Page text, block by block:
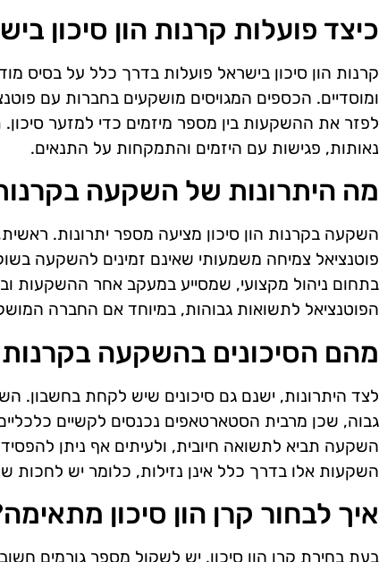
כיצד פועלות קרנות הון סיכון
קרנות הון סיכון בישראל פועלות בדרך כלל על בסיס
ומוסדיים. הכספים המגויסים מושקעים בחברות עם
לפזר את ההשקעות בין מספר מיזמים כדי למזער
נאותות, פגישות עם היזמים והתמקחות על התנאים.
מה היתרונות של השקעה בקרנות
השקעה בקרנות הון סיכון מציעה מספר יתרונות.
פוטנציאל צמיחה משמעותי שאינם זמינים להשקעה
בתחום ניהול מקצועי, שמסייע במעקב אחר ההשקעות
הפוטנציאל לתשואות גבוהות, במיוחד אם החברה
מהם הסיכונים בהשקעה בקרנות
לצד היתרונות, ישנם גם סיכונים שיש לקחת בחשבון.
גבוה, שכן מרבית הסטארטאפים נכנסים לקשיים
השקעה תביא לתשואה חיובית, ולעיתים אף ניתן
השקעות אלו בדרך כלל אינן נזילות, כלומר יש לחכות
איך לבחור קרן הון סיכון
בעת בחירת קרן הון סיכון, יש לשקול מספר גורמים